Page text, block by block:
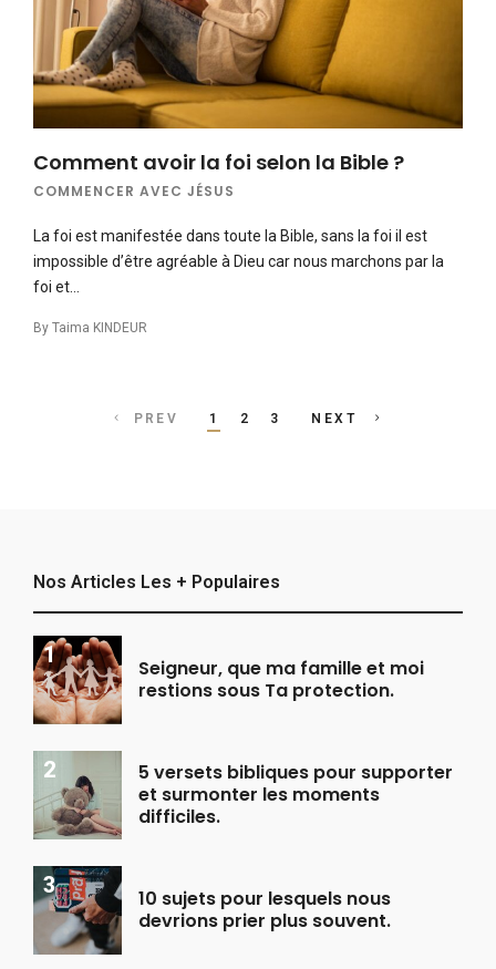
Comment avoir la foi selon la Bible ?
COMMENCER AVEC JÉSUS
La foi est manifestée dans toute la Bible, sans la foi il est
impossible d’être agréable à Dieu car nous marchons par la
foi et…
By Taima KINDEUR
Posts
PREV 1 2 3 NEXT
Nos Articles Les + Populaires
Seigneur, que ma famille et moi
restions sous Ta protection.
5 versets bibliques pour supporter
et surmonter les moments
difficiles.
10 sujets pour lesquels nous
devrions prier plus souvent.